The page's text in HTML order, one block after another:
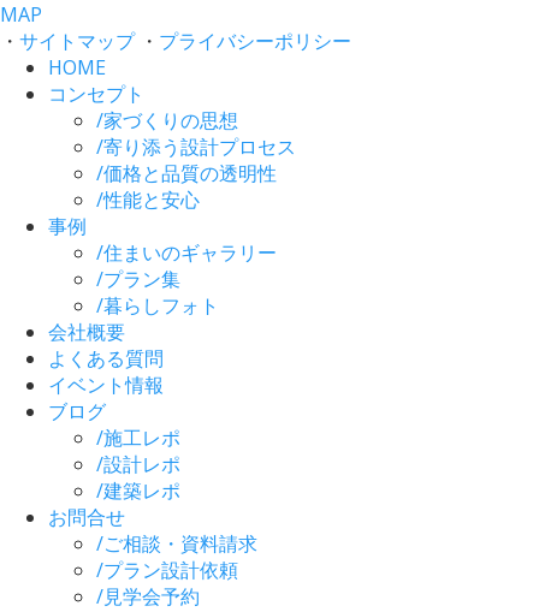
MAP
・ サイトマップ・ プライバシーポリシー
HOME
コンセプト
/家づくりの思想
/寄り添う設計プロセス
/価格と品質の透明性
/性能と安心
事例
/住まいのギャラリー
/プラン集
/暮らしフォト
会社概要
よくある質問
イベント情報
ブログ
/施工レポ
/設計レポ
/建築レポ
お問合せ
/ご相談・資料請求
/プラン設計依頼
/見学会予約